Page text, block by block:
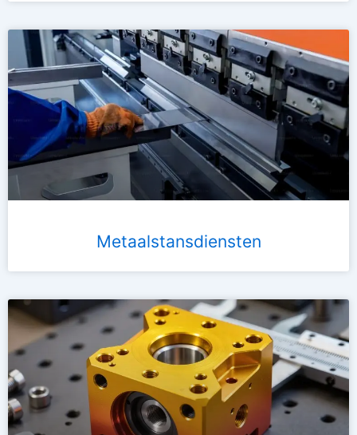
Metaalstansdiensten